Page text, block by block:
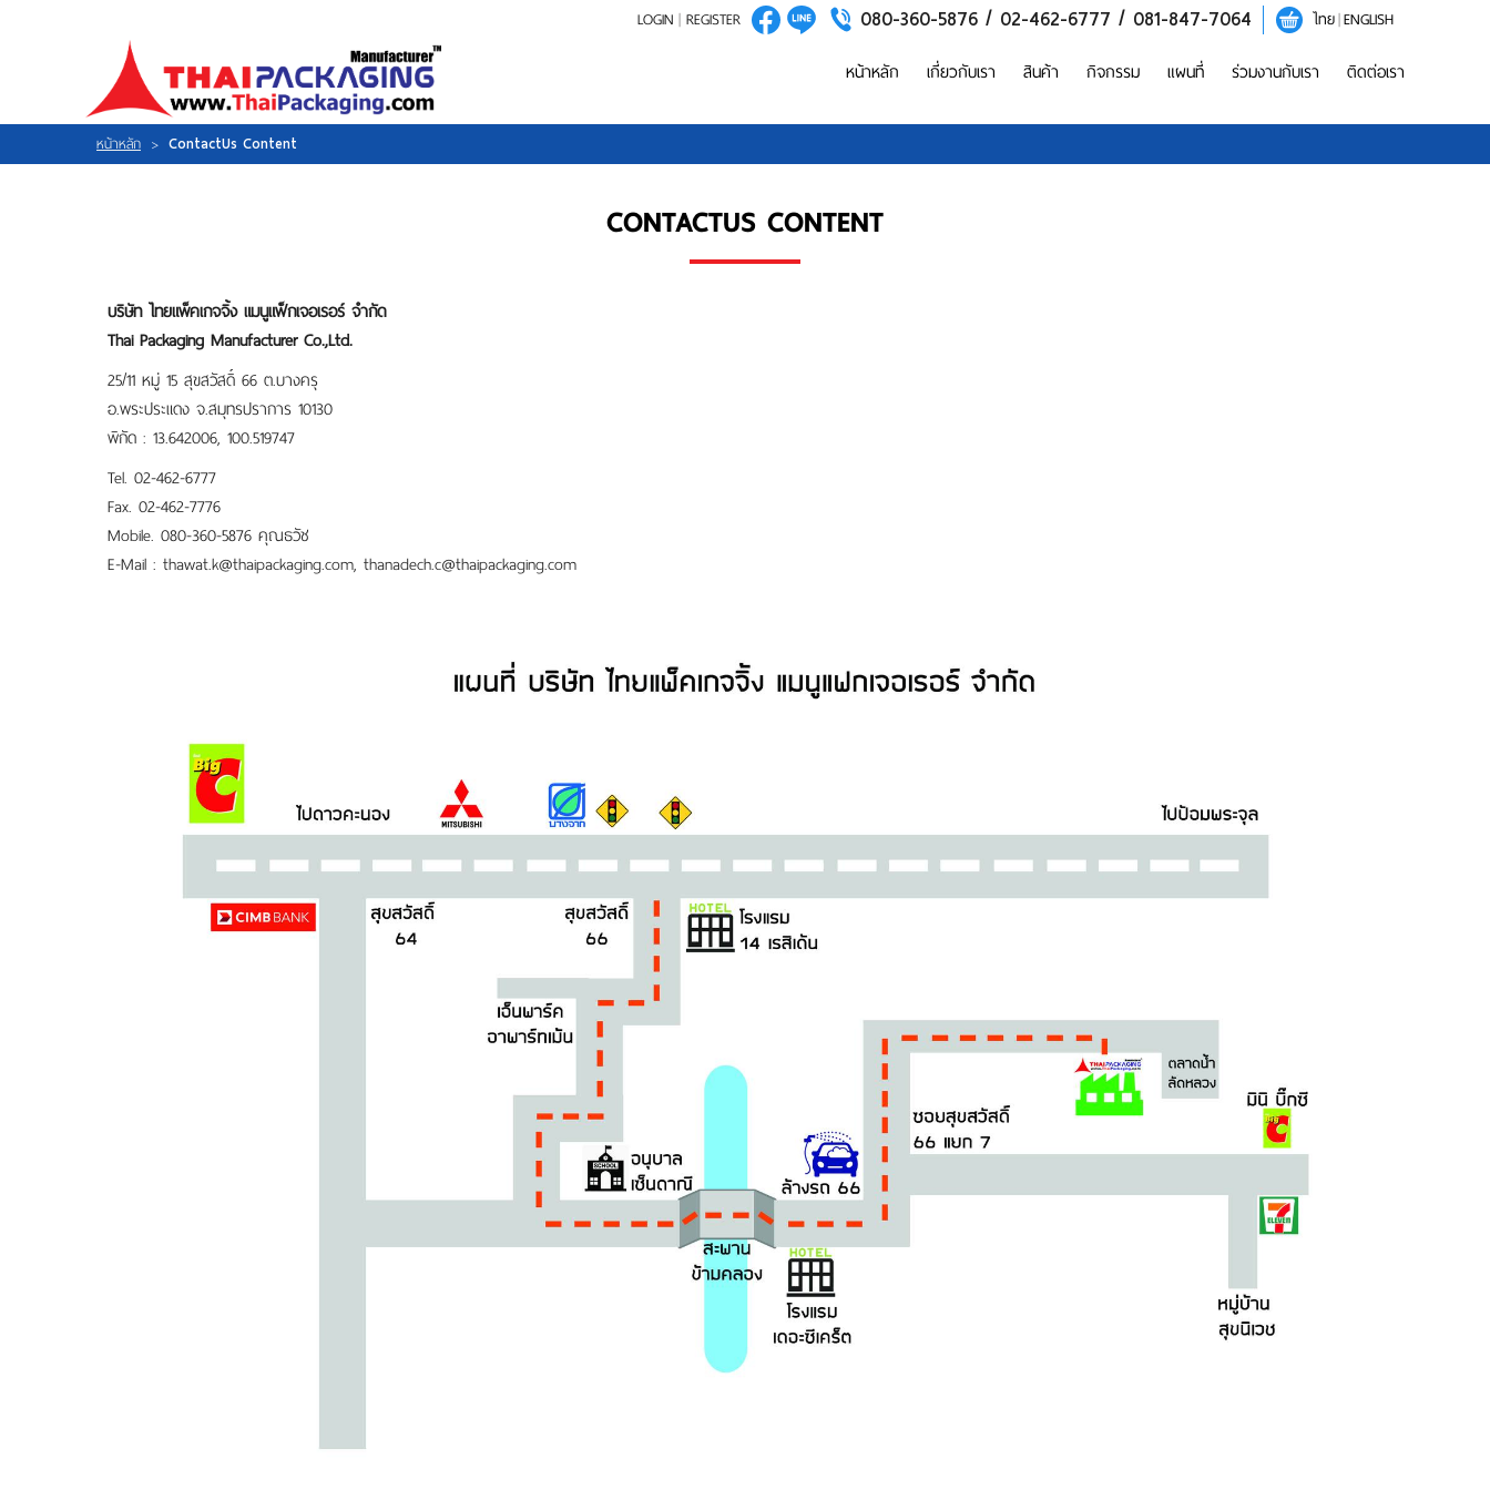
My Wishlist
แผนที่
ร่วมงานกับเรา
LOGIN | REGISTER 080-360-5876 / 02-462-6777 / 081-847-7064 ไทย|ENGLISH
หน้าหลัก เกี่ยวกับเรา สินค้า กิจกรรม แผนที่ ร่วมงานกับเรา ติดต่อเรา
หน้าหลัก > ContactUs Content
CONTACTUS CONTENT
บริษัท ไทยแพ็คเกจจิ้ง แมนูแฟ็กเจอเรอร์ จำกัด
Thai Packaging Manufacturer Co.,Ltd.
25/11 หมู่ 15 สุขสวัสดิ์ 66 ต.บางครุ
อ.พระประแดง จ.สมุทรปราการ 10130
พิกัด : 13.642006, 100.519747
Tel. 02-462-6777
Fax. 02-462-7776
Mobile. 080-360-5876 คุณธวัช
E-Mail : thawat.k@thaipackaging.com, thanadech.c@thaipackaging.com